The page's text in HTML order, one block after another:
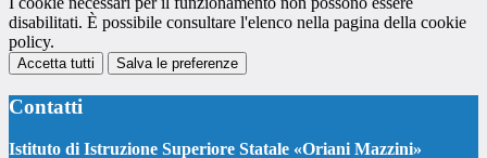
disabilitati. È possibile consultare l'elenco nella pagina della cookie
policy.
Accetta tutti Salva le preferenze
Contatti
Istituto di Istruzione Superiore Statale «Oriani Mazzini»